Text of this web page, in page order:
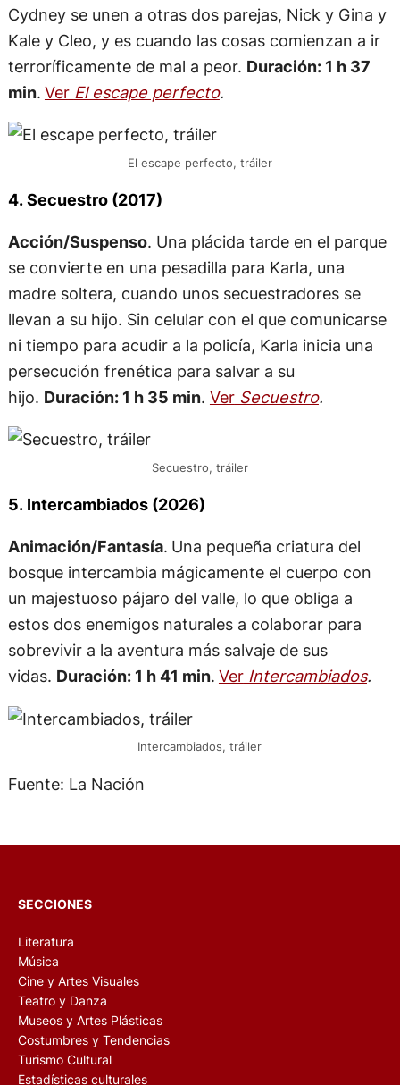
Cydney se unen a otras dos parejas, Nick y Gina y
Kale y Cleo, y es cuando las cosas comienzan a ir
terroríficamente de mal a peor. Duración: 1 h 37
min. Ver El escape perfecto.
El escape perfecto, tráiler
4. Secuestro (2017)
Acción/Suspenso. Una plácida tarde en el parque
se convierte en una pesadilla para Karla, una
madre soltera, cuando unos secuestradores se
llevan a su hijo. Sin celular con el que comunicarse
ni tiempo para acudir a la policía, Karla inicia una
persecución frenética para salvar a su
hijo. Duración: 1 h 35 min. VerSecuestro.
Secuestro, tráiler
5. Intercambiados (2026)
Animación/Fantasía. Una pequeña criatura del
bosque intercambia mágicamente el cuerpo con
un majestuoso pájaro del valle, lo que obliga a
estos dos enemigos naturales a colaborar para
sobrevivir a la aventura más salvaje de sus
vidas. Duración: 1 h 41 min. VerIntercambiados.
Intercambiados, tráiler
Fuente: La Nación
SECCIONES
Literatura
Música
Cine y Artes Visuales
Teatro y Danza
Museos y Artes Plásticas
Costumbres y Tendencias
Turismo Cultural
Estadísticas culturales